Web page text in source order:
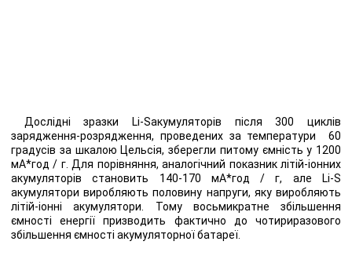
Дослідні зразки Li-Sакумуляторів після 300 циклів
зарядження-розрядження, проведених за температури 60
градусів за шкалою Цельсія, зберегли питому ємність у 1200
мА*год / г. Для порівняння, аналогічний показник літій-іонних
акумуляторів становить 140-170 мА*год / г, але Li-S
акумулятори виробляють половину напруги, яку виробляють
літій-іонні акумулятори. Тому восьмикратне збільшення
ємності енергії призводить фактично до чотириразового
збільшення ємності акумуляторної батареї.